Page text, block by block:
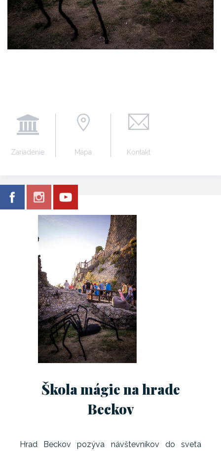
Zariadenie Mapa Kontakt
Škola mágie na hrade
Beckov
Hrad Beckov pozýva návštevníkov do sveta